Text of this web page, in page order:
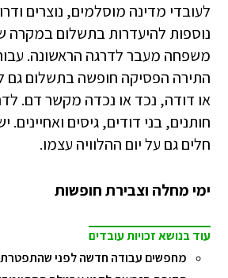
לעובדי מדינה מוסלמים, נוצרים
נוספות להיעדרות בתשלום במקרה
משפחה מעבר לדרגה הראשונה.
התירה הפסיקה חופשה בתשלום
או דודה, נכד או נכדה מקשר דם.
חותנים, בני דודים, גיסים ואחיינים.
חלים גם על יום ההלוויה עצמו.
ימי מחלה וצבירת חופשות
עוד בנושא זכויות עובדים
מחפשים עבודה חדשה לפני